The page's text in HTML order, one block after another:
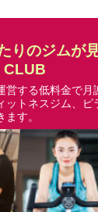
りのジムが
CLUB
営する低料金で月
ットネスジム、
ます。